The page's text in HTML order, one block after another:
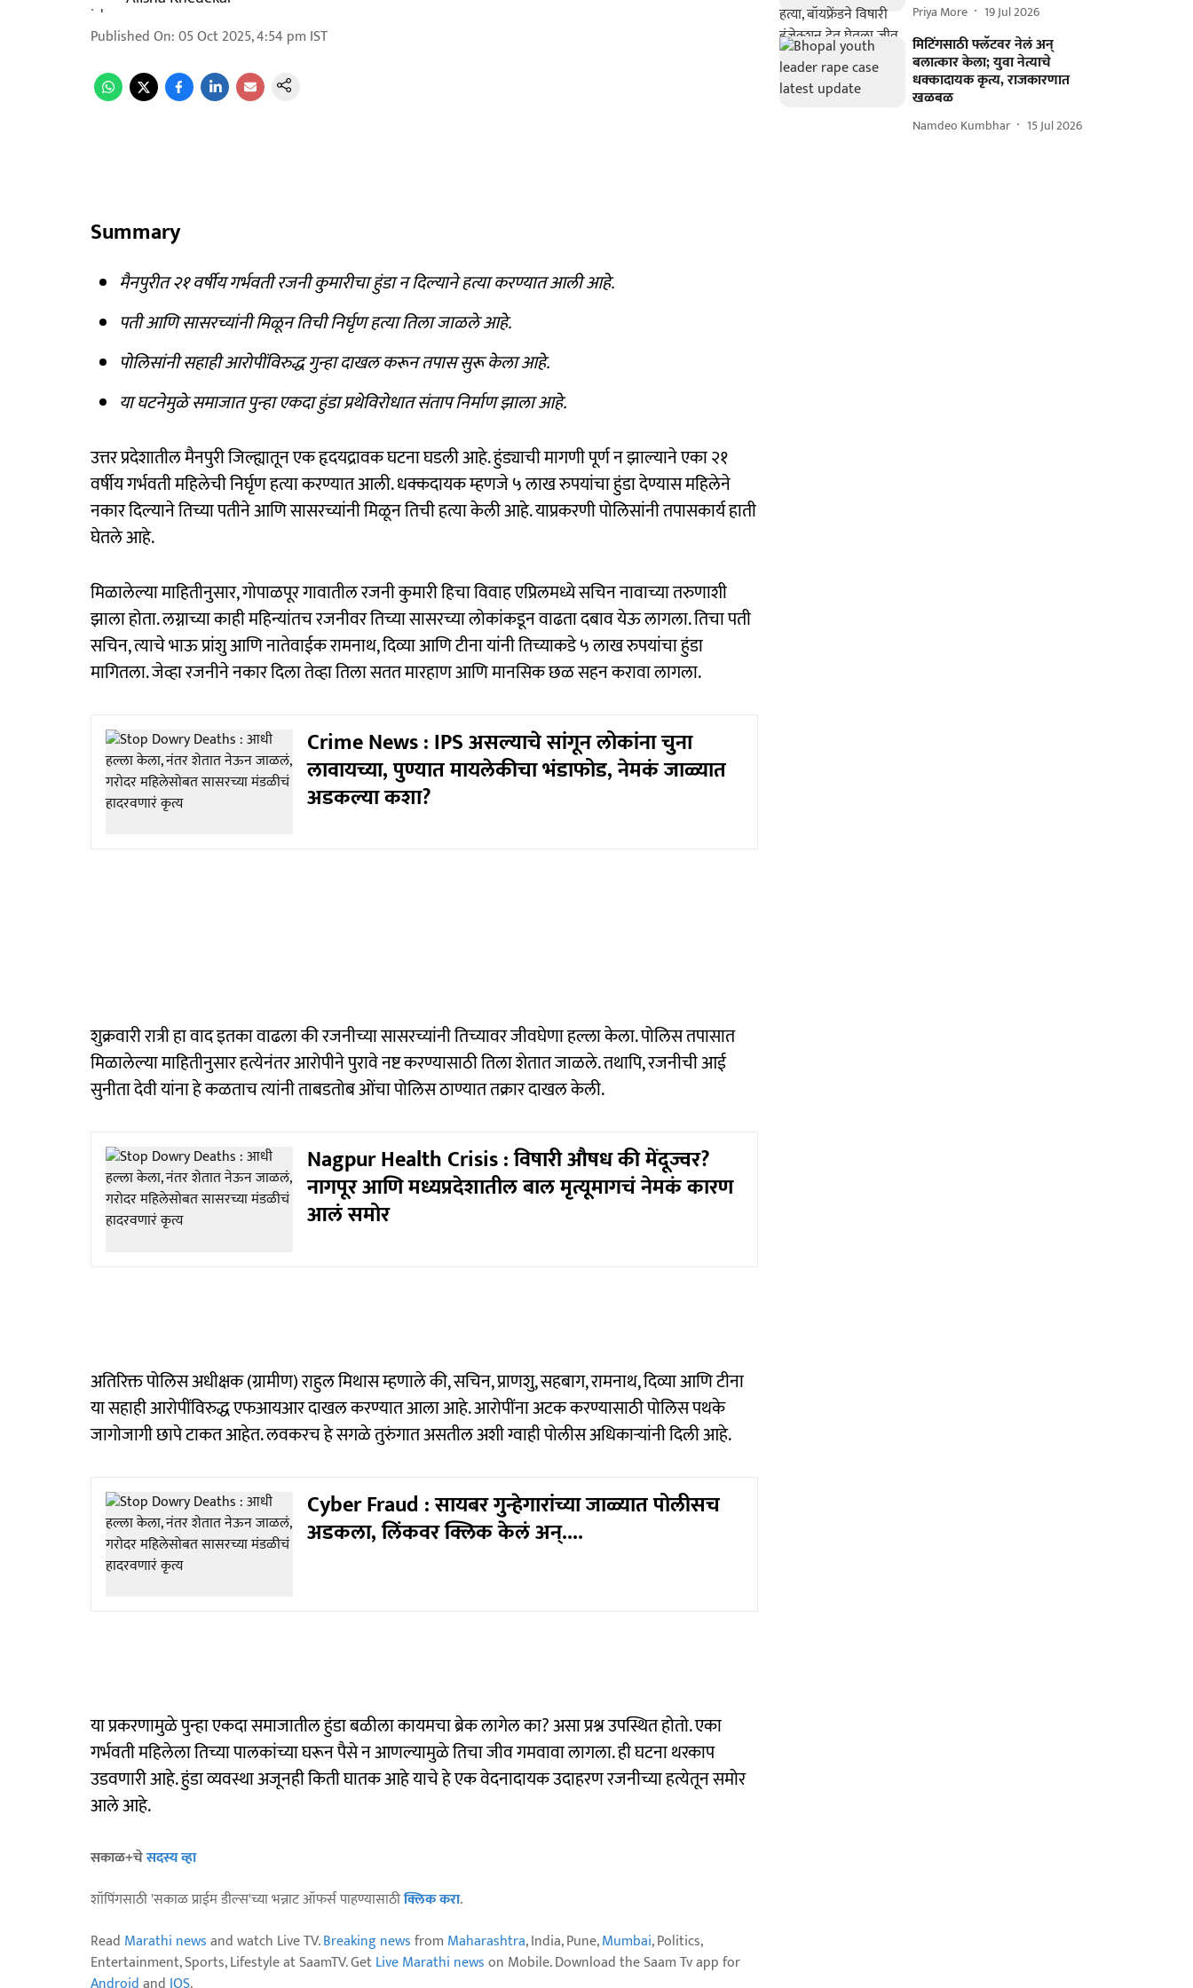
Published On:05 Oct 2025, 4:54 pm IST
Summary
मैनपुरीत २१ वर्षीय गर्भवती रजनी कुमारीचा हुंडा न दिल्याने हत्या करण्यात आली आहे.
पती आणि सासरच्यांनी मिळून तिची निर्घृण हत्या तिला जाळले आहे.
पोलिसांनी सहाही आरोपींविरुद्ध गुन्हा दाखल करून तपास सुरू केला आहे.
या घटनेमुळे समाजात पुन्हा एकदा हुंडा प्रथेविरोधात संताप निर्माण झाला आहे.
उत्तर प्रदेशातील मैनपुरी जिल्ह्यातून एक हृदयद्रावक घटना घडली आहे. हुंड्याची मागणी पूर्ण न झाल्याने एका २१
वर्षीय गर्भवती महिलेची निर्घृण हत्या करण्यात आली. धक्कदायक म्हणजे ५ लाख रुपयांचा हुंडा देण्यास महिलेने
नकार दिल्याने तिच्या पतीने आणि सासरच्यांनी मिळून तिची हत्या केली आहे. याप्रकरणी पोलिसांनी तपासकार्य हाती
घेतले आहे.
मिळालेल्या माहितीनुसार, गोपाळपूर गावातील रजनी कुमारी हिचा विवाह एप्रिलमध्ये सचिन नावाच्या तरुणाशी
झाला होता. लग्नाच्या काही महिन्यांतच रजनीवर तिच्या सासरच्या लोकांकडून वाढता दबाव येऊ लागला. तिचा पती
सचिन, त्याचे भाऊ प्रांशु आणि नातेवाईक रामनाथ, दिव्या आणि टीना यांनी तिच्याकडे ५ लाख रुपयांचा हुंडा
मागितला. जेव्हा रजनीने नकार दिला तेव्हा तिला सतत मारहाण आणि मानसिक छळ सहन करावा लागला.
Crime News : IPS असल्याचे सांगून लोकांना चुना
लावायच्या, पुण्यात मायलेकीचा भंडाफोड, नेमकं जाळ्यात
अडकल्या कशा?
शुक्रवारी रात्री हा वाद इतका वाढला की रजनीच्या सासरच्यांनी तिच्यावर जीवघेणा हल्ला केला. पोलिस तपासात
मिळालेल्या माहितीनुसार हत्येनंतर आरोपीने पुरावे नष्ट करण्यासाठी तिला शेतात जाळले. तथापि, रजनीची आई
सुनीता देवी यांना हे कळताच त्यांनी ताबडतोब ओंचा पोलिस ठाण्यात तक्रार दाखल केली.
Nagpur Health Crisis : विषारी औषध की मेंदूज्वर?
नागपूर आणि मध्यप्रदेशातील बाल मृत्यूमागचं नेमकं कारण
आलं समोर
अतिरिक्त पोलिस अधीक्षक (ग्रामीण) राहुल मिथास म्हणाले की, सचिन, प्राणशु, सहबाग, रामनाथ, दिव्या आणि टीना
या सहाही आरोपींविरुद्ध एफआयआर दाखल करण्यात आला आहे. आरोपींना अटक करण्यासाठी पोलिस पथके
जागोजागी छापे टाकत आहेत. लवकरच हे सगळे तुरुंगात असतील अशी ग्वाही पोलीस अधिकाऱ्यांनी दिली आहे.
Cyber Fraud : सायबर गुन्हेगारांच्या जाळ्यात पोलीसच
अडकला, लिंकवर क्लिक केलं अन्....
या प्रकरणामुळे पुन्हा एकदा समाजातील हुंडा बळीला कायमचा ब्रेक लागेल का? असा प्रश्न उपस्थित होतो. एका
गर्भवती महिलेला तिच्या पालकांच्या घरून पैसे न आणल्यामुळे तिचा जीव गमवावा लागला. ही घटना थरकाप
उडवणारी आहे. हुंडा व्यवस्था अजूनही किती घातक आहे याचे हे एक वेदनादायक उदाहरण रजनीच्या हत्येतून समोर
आले आहे.
सकाळ+चेसदस्य व्हा
शॉपिंगसाठी 'सकाळ प्राईम डील्स'च्या भन्नाट ऑफर्स पाहण्यासाठीक्लिक करा.
Read Marathi newsand watch Live TV.Breaking newsfrom Maharashtra, India, Pune,Mumbai, Politics,
Entertainment, Sports, Lifestyle at SaamTV. GetLive Marathi newson Mobile. Download the Saam Tv app for
Priya More 19 Jul 2026
मिटिंगसाठी फ्लॅटवर नेलं अन्
बलात्कार केला; युवा नेत्याचे
धक्कादायक कृत्य, राजकारणात
खळबळ
Namdeo Kumbhar 15 Jul 2026